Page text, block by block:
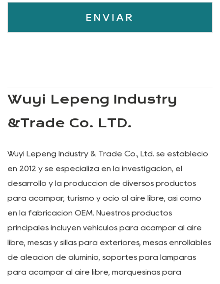
Wuyi Lepeng Industry
&Trade Co. LTD.
Wuyi Lepeng Industry & Trade Co., Ltd. se estableció
en 2012 y se especializa en la investigación, el